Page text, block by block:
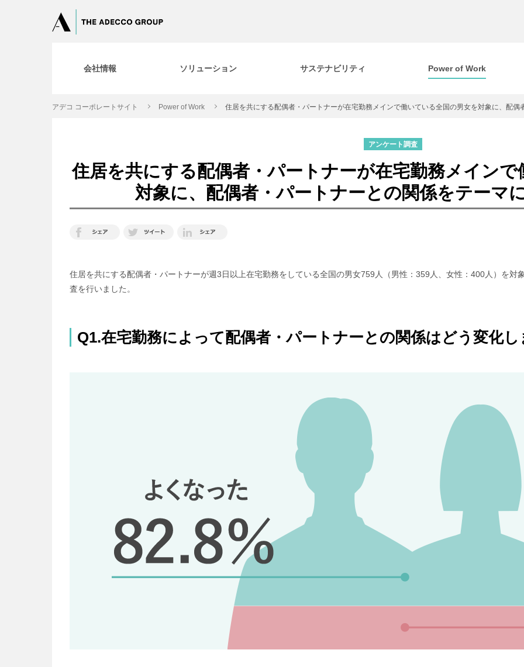
会社情報 ソリューション サステナビリティ Power of Work
アデコ コーポレートサイト Power of Work 住居を共にする配偶者・パートナーが在宅勤務メインで働いている全国の男女を対象に、配
アンケート調査
住居を共にする配偶者・パートナーが在宅勤務メイン
対象に、配偶者・パートナーとの関係をテーマ
住居を共にする配偶者・パートナーが週3日以上在宅勤務をしている全国の男女759人（男性：359人、女性：400人）を対
査を行いました。
Q1.在宅勤務によって配偶者・パートナーとの関係はどう変化